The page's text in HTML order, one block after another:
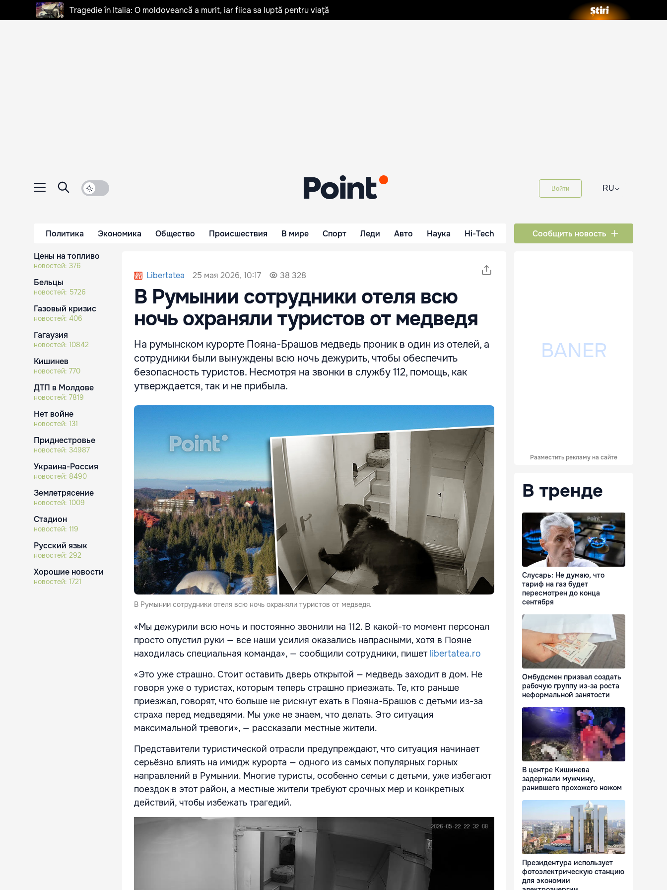
Tragedie în Italia: O moldoveancă a murit, iar fiica sa luptă pentru viață
Войти RU⌵
Политика Экономика Общество Происшествия В мире Спорт Леди Авто Наука Hi-Tech Сообщить новость
Цены на топливо
новостей: 376
Бельцы
новостей: 5726
Газовый кризис
новостей: 406
Гагаузия
новостей: 10842
Кишинев
новостей: 770
ДТП в Молдове
новостей: 7819
Нет войне
новостей: 131
Приднестровье
новостей: 34987
Украина-Россия
новостей: 8490
Землетрясение
новостей: 1009
Стадион
новостей: 119
Русский язык
новостей: 292
Хорошие новости
новостей: 1721
Libertatea 25 мая 2026, 10:17 38 328
В Румынии сотрудники отеля всю
ночь охраняли туристов от медведя
На румынском курорте Пояна-Брашов медведь проник в один из отелей, а
сотрудники были вынуждены всю ночь дежурить, чтобы обеспечить
безопасность туристов. Несмотря на звонки в службу 112, помощь, как
утверждается, так и не прибыла.
В Румынии сотрудники отеля всю ночь охраняли туристов от медведя.
«Мы дежурили всю ночь и постоянно звонили на 112. В какой-то момент персонал
просто опустил руки — все наши усилия оказались напрасными, хотя в Пояне
находилась специальная команда», — сообщили сотрудники, пишет libertatea.ro
«Это уже страшно. Стоит оставить дверь открытой — медведь заходит в дом. Не
говоря уже о туристах, которым теперь страшно приезжать. Те, кто раньше
приезжал, говорят, что больше не рискнут ехать в Пояна-Брашов с детьми из-за
страха перед медведями. Мы уже не знаем, что делать. Это ситуация
максимальной тревоги», — рассказали местные жители.
Представители туристической отрасли предупреждают, что ситуация начинает
серьёзно влиять на имидж курорта — одного из самых популярных горных
направлений в Румынии. Многие туристы, особенно семьи с детьми, уже избегают
поездок в этот район, а местные жители требуют срочных мер и конкретных
действий, чтобы избежать трагедий.
Разместить рекламу на сайте
В тренде
Слусарь: Не думаю, что
тариф на газ будет
пересмотрен до конца
сентября
Омбудсмен призвал создать
рабочую группу из-за роста
неформальной занятости
В центре Кишинева
задержали мужчину,
ранившего прохожего ножом
Президентура использует
фотоэлектрическую станцию
для экономии